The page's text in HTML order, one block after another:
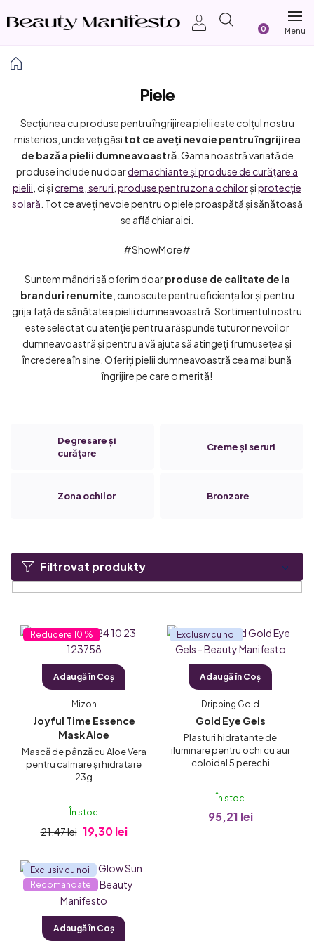
Piele
Secțiunea cu produse pentru îngrijirea pielii este colțul nostru
misterios, unde veți găsi tot ce aveți nevoie pentru îngrijirea
de bază a pielii dumneavoastră. Gama noastră variată de
produse include nu doardemachiante și produse de curățare a
pielii , ci șicreme, seruri produse pentru zona ochilorșiprotecție
solară . Tot ce aveți nevoie pentru o piele proaspătă și sănătoasă
se află chiar aici.
#ShowMore#
Suntem mândri să oferim doarproduse de calitate de la
branduri renumite , cunoscute pentru eficiența lor și pentru
grija față de sănătatea pielii dumneavoastră. Sortimentul nostru
este selectat cu atenție pentru a răspunde tuturor nevoilor
dumneavoastră și pentru a vă ajuta să atingeți frumusețea și
încrederea în sine. Oferiți pielii dumneavoastră cea mai bună
îngrijire pe care o merită!
Degresare și
curățare
Creme și seruri
Zona ochilor Bronzare
Filtrovat produkty
10 %
Joyful Time Essence
Mask Aloe
Mizon
În stoc
21,47 lei 19,30 lei
Adaugă în Coş
Mască de pânză cu Aloe Vera
pentru calmare și hidratare
23g
Exclusiv cu noi
Gold Eye Gels
Dripping Gold
În stoc
95,21 lei
Adaugă în Coş
Plasturi hidratante de
iluminare pentru ochi cu aur
coloidal 5 perechi
Exclusiv cu noi
Recomandate
Adaugă în Coş